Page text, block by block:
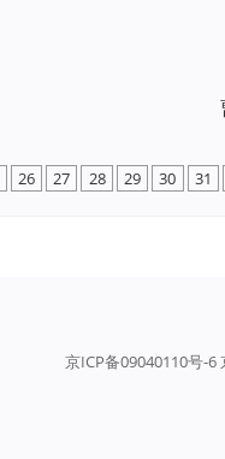
26 27 28 29 30 31
京ICP备09040110号-6